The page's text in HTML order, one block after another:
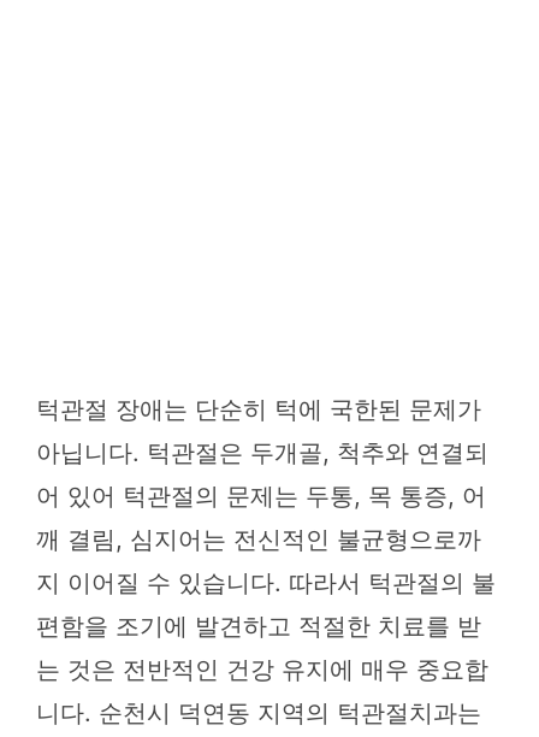
턱관절 장애는 단순히 턱에 국한된 문제가
아닙니다. 턱관절은 두개골, 척추와 연결되
어 있어 턱관절의 문제는 두통, 목 통증, 어
깨 결림, 심지어는 전신적인 불균형으로까
지 이어질 수 있습니다. 따라서 턱관절의 불
편함을 조기에 발견하고 적절한 치료를 받
는 것은 전반적인 건강 유지에 매우 중요합
니다. 순천시 덕연동 지역의 턱관절치과는